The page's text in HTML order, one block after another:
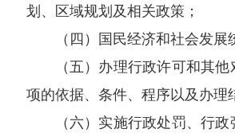
划、区域规划及相关政策；
（四）国民经济和社会发展
（五）办理行政许可和其
项的依据、条件、程序以及办理
（六）实施行政处罚、行